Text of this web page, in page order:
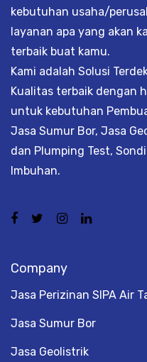
kebutuhan usaha/
layanan apa yang akan
terbaik buat kamu.
Kami adalah Solusi
Kualitas terbaik dengan
untuk kebutuhan
Jasa Sumur Bor, Jasa
dan Plumping Test,
Imbuhan.
Company
Jasa Perizinan SIPA Air
Jasa Sumur Bor
Jasa Geolistrik